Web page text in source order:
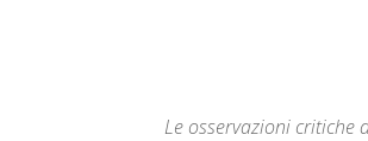
Le osservazioni critiche